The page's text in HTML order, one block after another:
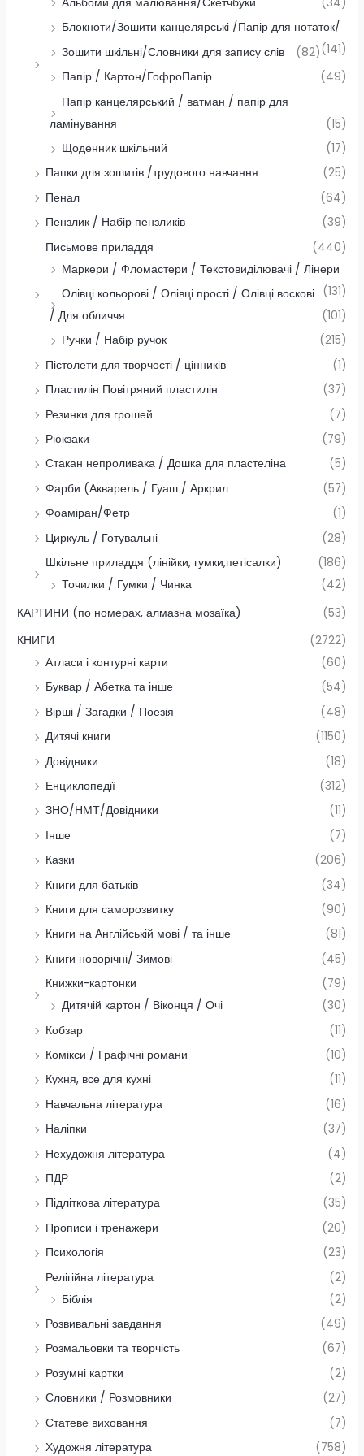
Блокноти/Зошити канцелярські /Папір для нотаток/
(141)
Зошити шкільні/Словники для запису слів
(82)
Папір / Картон/ГофроПапір
(49)
Папір канцелярський / ватман / папір для
ламінування
(15)
Щоденник шкільний
(17)
Папки для зошитів /трудового навчання
(25)
Пенал
(64)
Пензлик / Набір пензликів
(39)
Письмове приладдя
(440)
Маркери / Фломастери / Текстовиділювачі / Лінери
(131)
Олівці кольорові / Олівці прості / Олівці воскові
/ Для обличчя
(101)
Ручки / Набір ручок
(215)
Пістолети для творчості / цінників
(1)
Пластилін Повітряний пластилін
(37)
Резинки для грошей
(7)
Рюкзаки
(79)
Стакан непроливака / Дошка для пластеліна
(5)
Фарби (Акварель / Гуаш / Аркрил
(57)
Фоаміран/Фетр
(1)
Циркуль / Готувальні
(28)
Шкільне приладдя (лінійки, гумки,петісалки)
(186)
Точилки / Гумки / Чинка
(42)
КАРТИНИ (по номерах, алмазна мозаїка)
(53)
КНИГИ
(2722)
Атласи і контурні карти
(60)
Буквар / Абетка та інше
(54)
Вірші / Загадки / Поезія
(48)
Дитячі книги
(1150)
Довідники
(18)
Енциклопедії
(312)
ЗНО/НМТ/Довідники
(11)
Інше
(7)
Казки
(206)
Книги для батьків
(34)
Книги для саморозвитку
(90)
Книги на Англійській мові / та інше
(81)
Книги новорічні/ Зимові
(45)
Книжки-картонки
(79)
Дитячій картон / Віконця / Очі
(30)
Кобзар
(11)
Комікси / Графічні романи
(10)
Кухня, все для кухні
(11)
Навчальна література
(16)
Наліпки
(37)
Нехудожня література
(4)
ПДР
(2)
Підліткова література
(35)
Прописи і тренажери
(20)
Психологія
(23)
Релігійна література
(2)
Біблія
(2)
Розвивальні завдання
(49)
Розмальовки та творчість
(67)
Розумні картки
(2)
Словники / Розмовники
(27)
Статеве виховання
(7)
Художня література
(758)